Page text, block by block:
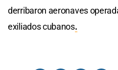
derribaron aeronaves
exiliados cubanos.